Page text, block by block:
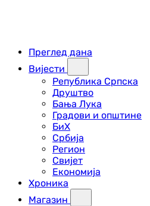
Преглед дана
Вијести
Република Српска
Друштво
Бања Лука
Градови и општине
БиХ
Србија
Регион
Свијет
Економија
Хроника
Магазин